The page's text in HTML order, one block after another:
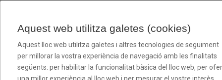
millor manera
possible en un
entorn esportiu
Aquest web utilitza galetes (cookies)
Aquest lloc web utilitza galetes i altres tecnologies de seguiment
per millorar la vostra experiència de navegació amb les finalitats
següents: per habilitar la funcionalitat bàsica del lloc web, per
una millor experiència al lloc web i per mesurar el vostre interès